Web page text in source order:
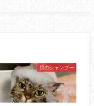
猫のシャンプー